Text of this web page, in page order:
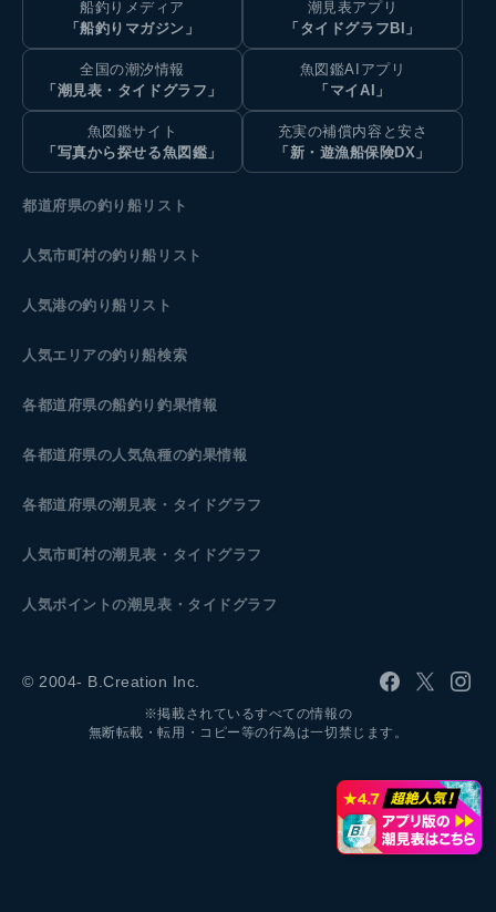
船釣りメディア
「船釣りマガジン」
潮見表アプリ
「タイドグラフBI」
全国の潮汐情報
「潮見表・タイドグラフ」
魚図鑑AIアプリ
「マイAI」
魚図鑑サイト
「写真から探せる魚図鑑」
充実の補償内容と安さ
「新・遊漁船保険DX」
都道府県の釣り船リスト
人気市町村の釣り船リスト
人気港の釣り船リスト
人気エリアの釣り船検索
各都道府県の船釣り釣果情報
各都道府県の人気魚種の釣果情報
各都道府県の潮見表 ・タイドグラフ
人気市町村の潮見表・タイドグラフ
人気ポイントの潮見表・タイドグラフ
© 2004- B.Creation Inc.
※掲載されているすべての情報の
無断転載・転用・コピー等の行為は一切禁じます。